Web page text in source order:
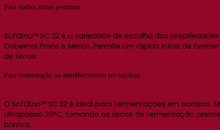
Para vinhos tintos premium
SafŒno™ SC 22 é a variedade de escolha das
Cabernet Franc e Merlot. Permite um rápido início de
de terroir.
Para fermentação ou envelhecimento em barricas
O SafŒno™ SC 22 é ideal para fermentações em
ultrapassa 30°C, tornando os riscos de fermentação
barrica.